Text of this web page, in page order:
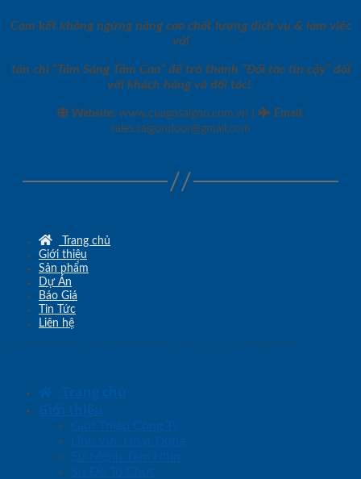
Cam kết không ngừng nâng cao chất lượng dịch vụ & làm việc
với
tôn chỉ “Tâm Sáng Tầm Cao” để trở thành “Đối tác tin cậy” đối
với khách hàng và đối tác!.
Website: www.cuagosaigon.com.vn Email :
sales.saigondoor@gmail.com
Trang chủ
Giới thiệu
Sản phẩm
Dự Án
Báo Giá
Tin Tức
Liên hệ
Trang chủ
Giới thiệu
Giới Thiệu Công Ty
Lĩnh Vực Hoạt Động
Sứ Mệnh Tầm Nhìn
Sơ Đồ Tổ Chức